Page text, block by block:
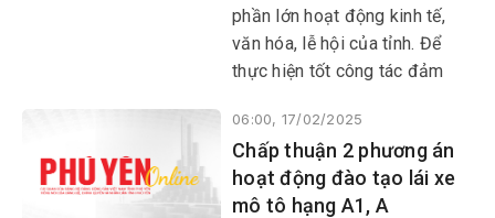
phần lớn hoạt động kinh tế,
văn hóa, lễ hội của tỉnh. Để
thực hiện tốt công tác đảm
thị văn minh, an toàn, Ban
ATGT TP Tuy Hòa đã quyết liệt
triển khai nhiều giải pháp
06:00, 17/02/2025
Chấp thuận 2 phương án
hoạt động đào tạo lái xe
mô tô hạng A1, A